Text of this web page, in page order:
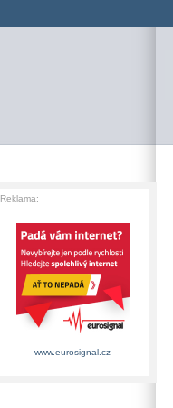
Reklama:
www.eurosignal.cz